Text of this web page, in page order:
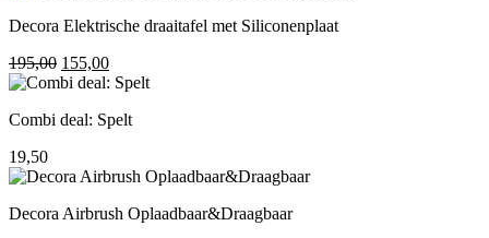
Decora Elektrische draaitafel met Siliconenplaat
195,00 Oorspronkelijke
prijs
195,00.
155,00Huidige
prijs
155,00.
Combi deal: Spelt
19,50
Decora Airbrush Oplaadbaar&Draagbaar